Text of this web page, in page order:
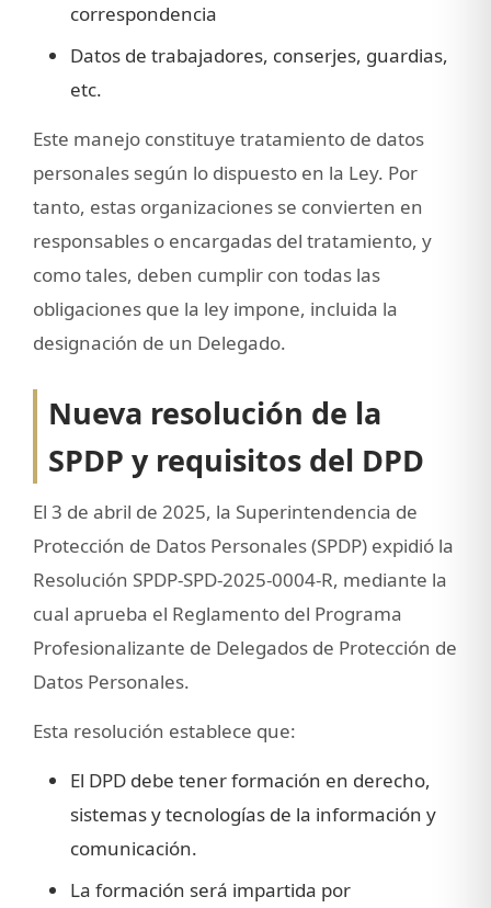
correspondencia
Datos de trabajadores, conserjes, guardias,
etc.
Este manejo constituye tratamiento de datos
personales según lo dispuesto en la Ley. Por
tanto, estas organizaciones se convierten en
responsables o encargadas del tratamiento, y
como tales, deben cumplir con todas las
obligaciones que la ley impone, incluida la
designación de un Delegado.
Nueva resolución de la
SPDP y requisitos del DPD
El 3 de abril de 2025, la Superintendencia de
Protección de Datos Personales (SPDP) expidió la
Resolución SPDP-SPD-2025-0004-R, mediante la
cual aprueba el Reglamento del Programa
Profesionalizante de Delegados de Protección de
Datos Personales.
Esta resolución establece que:
El DPD debe tener formación en derecho,
sistemas y tecnologías de la información y
comunicación.
La formación será impartida por